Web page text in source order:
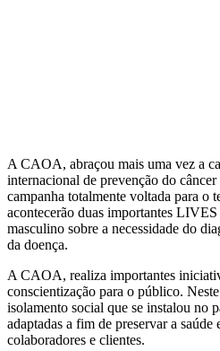
A CAOA, abraçou mais uma vez a
internacional de prevenção do
campanha totalmente voltada para o
acontecerão duas importantes
masculino sobre a necessidade do
da doença.
A CAOA, realiza importantes
conscientização para o público.
isolamento social que se instalou no
adaptadas a fim de preservar a saúde
colaboradores e clientes.